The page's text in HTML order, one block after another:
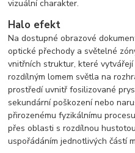
vizuální charakter.
Halo efekt
Na dostupné obrazové
optické přechody a světelné
vnitřních struktur, které
rozdílným lomem světla na
prostředí uvnitř fosilizované
sekundární poškození nebo
přirozenému fyzikálnímu
přes oblasti s rozdílnou
uspořádáním jednotlivých částí